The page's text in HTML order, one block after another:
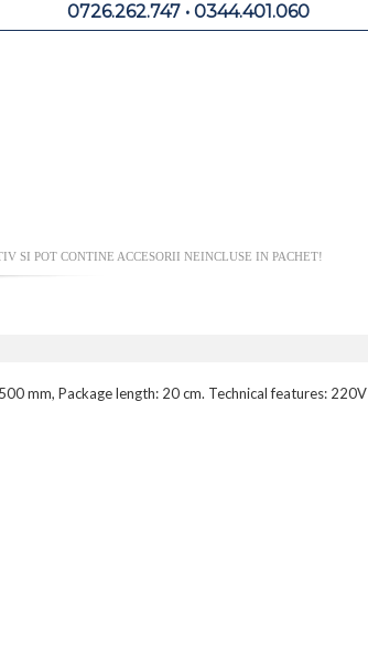
0726.262.747 • 0344.401.060
SI POT CONTINE ACCESORII NEINCLUSE IN PACHET!
mm, Package length: 20 cm. Technical features: 220V